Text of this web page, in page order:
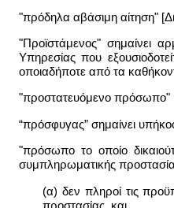
"πρόδηλα αβάσιμη αίτηση"
"Προϊστάμενος" σημαίνει
Υπηρεσίας που
οποιαδήποτε από τα
"προστατευόμενο πρόσωπο"
“πρόσφυγας” σημαίνει
"πρόσωπο το οποίο
συμπληρωματικής
(α) δεν πληροί τις
προστασίας, και